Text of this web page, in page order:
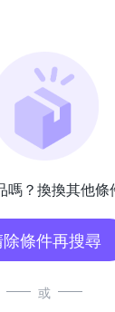
嗎？換換其他條
條件再搜尋
或